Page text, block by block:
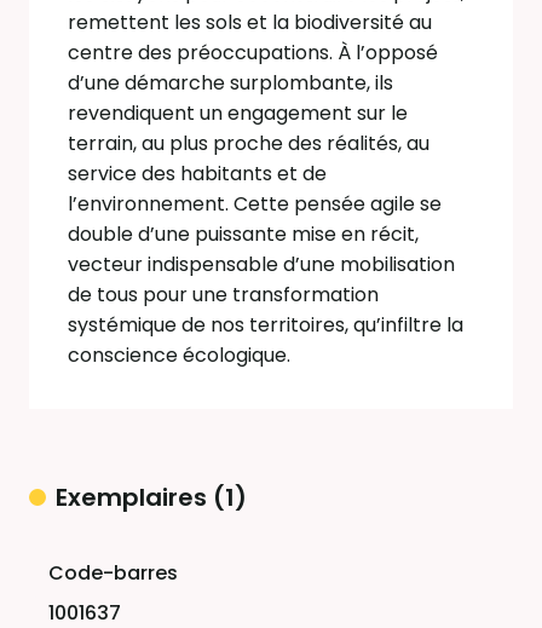
remettent les sols et la biodiversité au
centre des préoccupations. À l’opposé
d’une démarche surplombante, ils
revendiquent un engagement sur le
terrain, au plus proche des réalités, au
service des habitants et de
l’environnement. Cette pensée agile se
double d’une puissante mise en récit,
vecteur indispensable d’une mobilisation
de tous pour une transformation
systémique de nos territoires, qu’infiltre la
conscience écologique.
Exemplaires (1)
1001637